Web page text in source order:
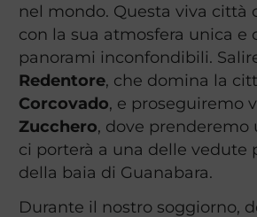
nel mondo. Questa viva città
con la sua atmosfera unica e
panorami inconfondibili.
Redentore, che domina la
Corcovado, e proseguiremo
Zucchero, dove prenderemo
ci porterà a una delle vedute
della baia di Guanabara.
Durante il nostro soggiorno,